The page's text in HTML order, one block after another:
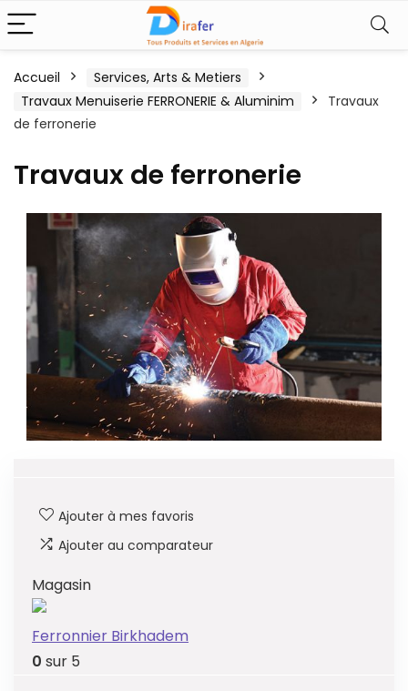
Accueil
Services, Arts & Metiers
Travaux Menuiserie FERRONERIE & Aluminim
Travaux
de ferronerie
Travaux de ferronerie
Ajouter à mes favoris
Ajouter au comparateur
Magasin
Ferronnier Birkhadem
0 sur 5